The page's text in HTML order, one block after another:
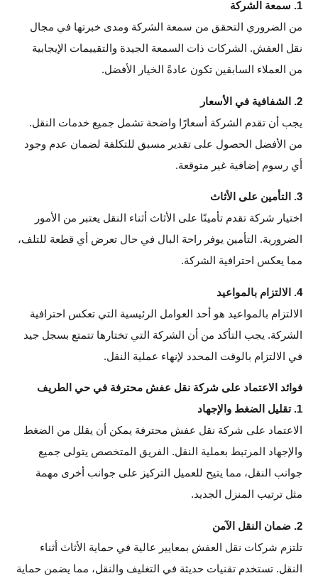
1. سمعة الشركة
من الضروري التحقق من سمعة الشركة ومدى خبرتها في مجال
نقل العفش. الشركات ذات السمعة الجيدة والتقييمات الإيجابية
من العملاء السابقين تكون عادةً الخيار الأفضل.
2. الشفافية في الأسعار
يجب أن تقدم الشركة أسعارًا واضحة تشمل جميع خدمات النقل.
من الأفضل الحصول على تقدير مسبق للتكلفة لضمان عدم وجود
أي رسوم إضافية غير متوقعة.
3. التأمين على الأثاث
اختيار شركة تقدم تأمينًا على الأثاث أثناء النقل يعتبر من الأمور
الضرورية. التأمين يوفر راحة البال في حال تعرض أي قطعة للتلف،
مما يعكس احترافية الشركة.
4. الالتزام بالمواعيد
الالتزام بالمواعيد هو أحد العوامل الرئيسية التي تعكس احترافية
الشركة. يجب التأكد من أن الشركة التي تختارها تتمتع بسجل جيد
في الالتزام بالوقت المحدد لإنهاء عملية النقل.
فوائد الاعتماد على شركة نقل عفش محترفة في حي الطريف
1. تقليل الضغط والإجهاد
الاعتماد على شركة نقل عفش محترفة يمكن أن يقلل من الضغط
والإجهاد المرتبط بعملية النقل. الفريق المتخصص يتولى جميع
جوانب النقل، مما يتيح للعميل التركيز على جوانب أخرى مهمة
مثل ترتيب المنزل الجديد.
2. ضمان النقل الآمن
تلتزم شركات نقل العفش بمعايير عالية في حماية الأثاث أثناء
النقل. تستخدم تقنيات حديثة في التغليف والنقل، مما يضمن حماية